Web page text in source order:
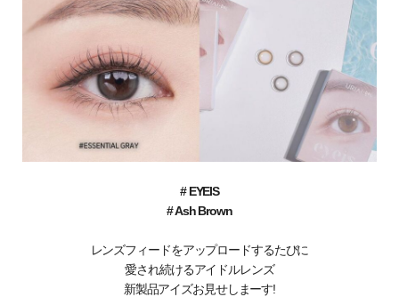
# EYEIS
# Ash Brown
レンズフィードをアップロードするたびに
愛され続けるアイドルレンズ
新製品アイズお見せしまーす!